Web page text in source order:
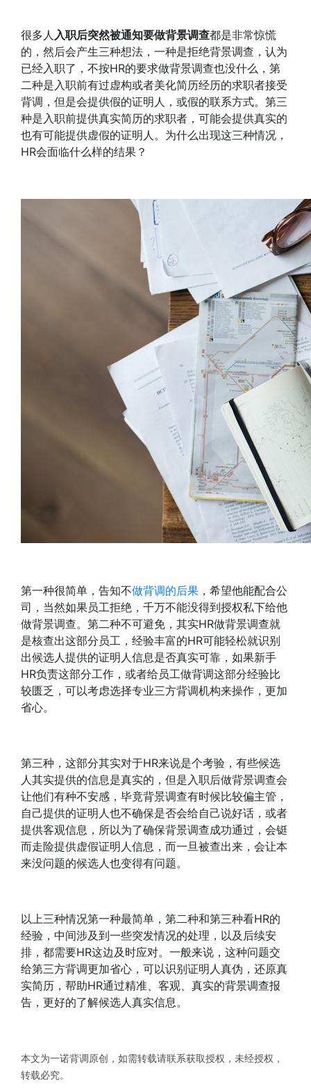
很多人 入职后突然被通知要做背景调查都是非常惊慌
的，然后会产生三种想法，一种是拒绝背景调查，认为
已经入职了，不按HR的要求做背景调查也没什么，第
二种是入职前有过虚构或者美化简历经历的求职者接受
背调，但是会提供假的证明人，或假的联系方式。第三
种是入职前提供真实简历的求职者，可能会提供真实的
也有可能提供虚假的证明人。为什么出现这三种情况，
HR会面临什么样的结果？
第一种很简单，告知不做背调的后果 ，希望他能配合公
司，当然如果员工拒绝，千万不能没得到授权私下给他
做背景调查。第二种不可避免，其实HR做背景调查就
是核查出这部分员工，经验丰富的HR可能轻松就识别
出候选人提供的证明人信息是否真实可靠，如果新手
HR负责这部分工作，或者给员工做背调这部分经验比
较匮乏，可以考虑选择专业三方背调机构来操作，更加
省心。
第三种，这部分其实对于HR来说是个考验，有些候选
人其实提供的信息是真实的，但是入职后做背景调查会
让他们有种不安感，毕竟背景调查有时候比较偏主管，
自己提供的证明人也不确保是否会给自己说好话，或者
提供客观信息，所以为了确保背景调查成功通过，会铤
而走险提供虚假证明人信息，而一旦被查出来，会让本
来没问题的候选人也变得有问题。
以上三种情况第一种最简单，第二种和第三种看HR的
经验，中间涉及到一些突发情况的处理，以及后续安
排，都需要HR这边及时应对。一般来说，这种问题交
给第三方背调更加省心，可以识别证明人真伪，还原真
实简历，帮助HR通过精准、客观、真实的背景调查报
告，更好的了解候选人真实信息。
本文为一诺背调原创，如需转载请联系获取授权，未经授权，
转载必究。